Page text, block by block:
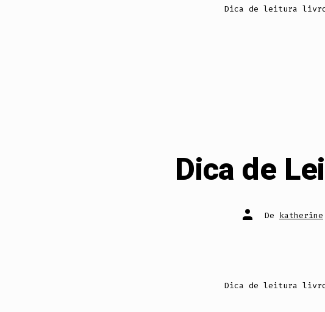
Dica de leitura livro
Dica de
Autor
do De katherine
Dica de leitura livro